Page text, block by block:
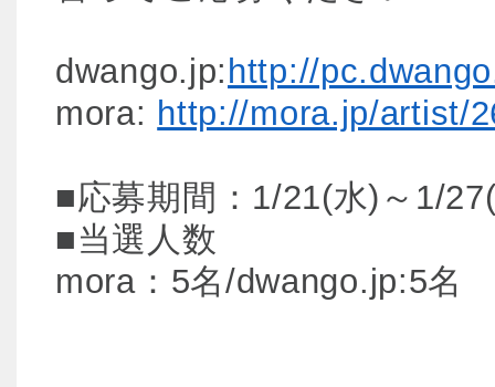
dwango.jp: http://
mora: http://mora.jp/artist/
■応募期間：1/21(水)～1/
■当選人数
mora：5名/dwango.jp:5名